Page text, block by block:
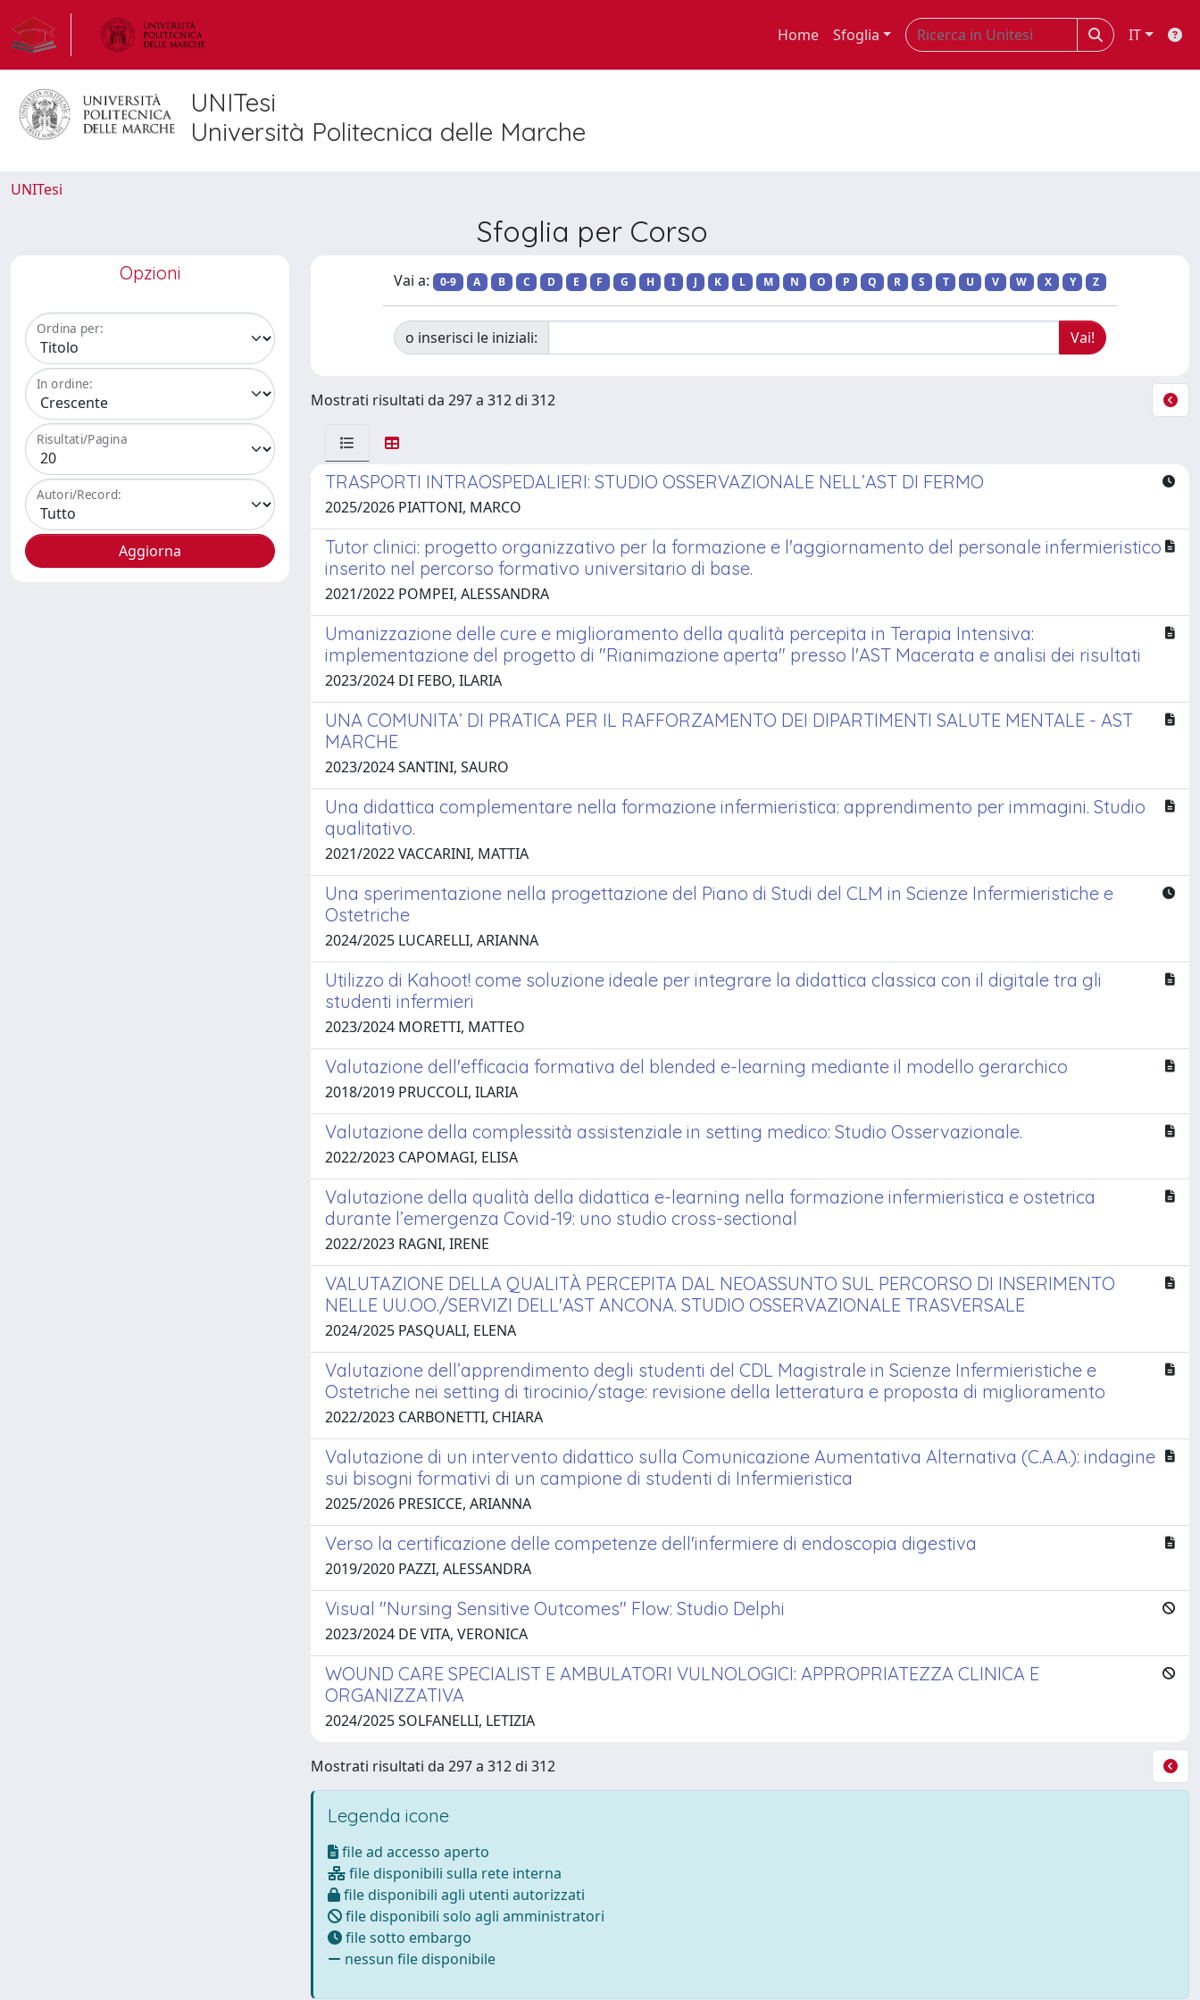
Home Sfoglia IT
UNITesi
Università Politecnica delle Marche
UNITesi
Sfoglia per Corso
Opzioni
Ordina per:
In ordine:
Risultati/Pagina
Autori/Record:
Vai a: 0-9 A B C D E F G H I J K L M N O P Q R S T U V W X Y Z
o inserisci le iniziali:
Mostrati risultati da 297 a 312 di 312
TRASPORTI INTRAOSPEDALIERI: STUDIO OSSERVAZIONALE NELL’AST DI FERMO
2025/2026 PIATTONI, MARCO
Tutor clinici: progetto organizzativo per la formazione e l'aggiornamento del personale infermieristico
inserito nel percorso formativo universitario di base.
2021/2022 POMPEI, ALESSANDRA
Umanizzazione delle cure e miglioramento della qualità percepita in Terapia Intensiva:
implementazione del progetto di "Rianimazione aperta" presso l'AST Macerata e analisi dei risultati
2023/2024 DI FEBO, ILARIA
UNA COMUNITA’ DI PRATICA PER IL RAFFORZAMENTO DEI DIPARTIMENTI SALUTE MENTALE - AST
MARCHE
2023/2024 SANTINI, SAURO
Una didattica complementare nella formazione infermieristica: apprendimento per immagini. Studio
qualitativo.
2021/2022 VACCARINI, MATTIA
Una sperimentazione nella progettazione del Piano di Studi del CLM in Scienze Infermieristiche e
Ostetriche
2024/2025 LUCARELLI, ARIANNA
Utilizzo di Kahoot! come soluzione ideale per integrare la didattica classica con il digitale tra gli
studenti infermieri
2023/2024 MORETTI, MATTEO
Valutazione dell'efficacia formativa del blended e-learning mediante il modello gerarchico
2018/2019 PRUCCOLI, ILARIA
Valutazione della complessità assistenziale in setting medico: Studio Osservazionale.
2022/2023 CAPOMAGI, ELISA
Valutazione della qualità della didattica e-learning nella formazione infermieristica e ostetrica
durante l’emergenza Covid-19: uno studio cross-sectional
2022/2023 RAGNI, IRENE
VALUTAZIONE DELLA QUALITÀ PERCEPITA DAL NEOASSUNTO SUL PERCORSO DI INSERIMENTO
NELLE UU.OO./SERVIZI DELL'AST ANCONA. STUDIO OSSERVAZIONALE TRASVERSALE
2024/2025 PASQUALI, ELENA
Valutazione dell’apprendimento degli studenti del CDL Magistrale in Scienze Infermieristiche e
Ostetriche nei setting di tirocinio/stage: revisione della letteratura e proposta di miglioramento
2022/2023 CARBONETTI, CHIARA
Valutazione di un intervento didattico sulla Comunicazione Aumentativa Alternativa (C.A.A.): indagine
sui bisogni formativi di un campione di studenti di Infermieristica
2025/2026 PRESICCE, ARIANNA
Verso la certificazione delle competenze dell'infermiere di endoscopia digestiva
2019/2020 PAZZI, ALESSANDRA
Visual "Nursing Sensitive Outcomes" Flow: Studio Delphi
2023/2024 DE VITA, VERONICA
WOUND CARE SPECIALIST E AMBULATORI VULNOLOGICI: APPROPRIATEZZA CLINICA E
ORGANIZZATIVA
2024/2025 SOLFANELLI, LETIZIA
Mostrati risultati da 297 a 312 di 312
Legenda icone
file ad accesso aperto
file disponibili sulla rete interna
file disponibili agli utenti autorizzati
file disponibili solo agli amministratori
file sotto embargo
nessun file disponibile